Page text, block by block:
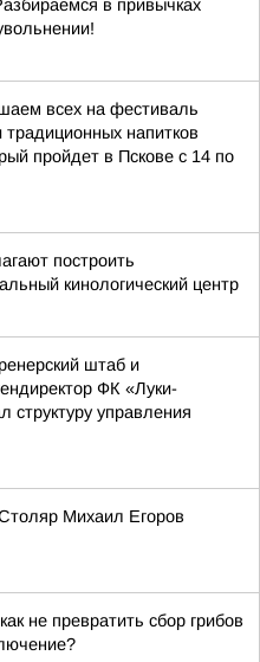
в привычках
всех на фестиваль
традиционных напитков
пройдет в Пскове с 14 по
построить
кинологический центр
штаб и
ФК «Луки-
структуру управления
Михаил Егоров
не превратить сбор грибов